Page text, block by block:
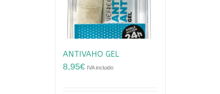
ANTIVAHO GEL
8,95€ IVA incluido